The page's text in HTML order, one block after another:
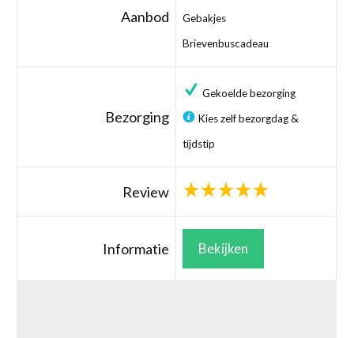
Aanbod
Gebakjes
Brievenbuscadeau
Bezorging
Gekoelde bezorging
Kies zelf bezorgdag &
tijdstip
Review
Informatie Bekijken